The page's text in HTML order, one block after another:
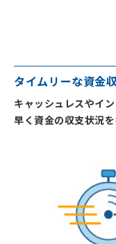
タイムリーな資金
キャッシュレスやイ
早く資金の収支状況